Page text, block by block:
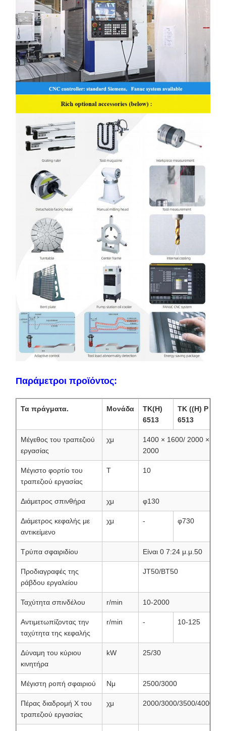
Παράμετροι προϊόντος:
Τα πράγματα. Μονάδα
TK(H)
6513
TK ((H) P
6513
Μέγεθος του τραπεζιού
εργασίας
χμ
1400 × 1600/ 2000 ×
2000
Μέγιστο φορτίο του
τραπεζιού εργασίας
Τ 10
Διάμετρος σπινθήρα χμ φ130
Διάμετρος κεφαλής με
αντικείμενο
χμ - φ730
Τρύπα σφαιριδίου Είναι 0 7:24 μ.μ.50
Προδιαγραφές της
ράβδου εργαλείου
JT50/BT50
Ταχύτητα σπινδέλου r/min 10-2000
Αντιμετωπίζοντας την
ταχύτητα της κεφαλής
r/min - 10-125
Δύναμη του κύριου
κινητήρα
kW 25/30
Μέγιστη ροπή σφαιριού Νμ 2500/3000
Πέρας διαδρομή X του
τραπεζιού εργασίας
χμ 2000/3000/3500/4000